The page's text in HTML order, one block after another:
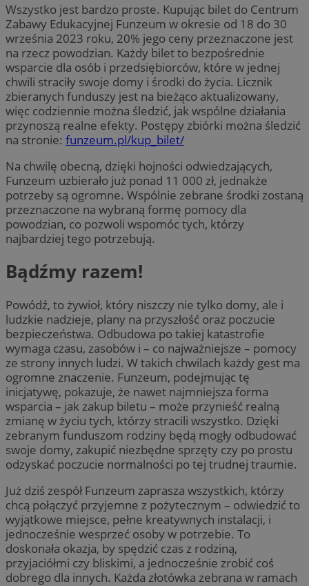
Wszystko jest bardzo proste. Kupując bilet do Centrum
Zabawy Edukacyjnej Funzeum w okresie od 18 do 30
września 2023 roku, 20% jego ceny przeznaczone jest
na rzecz powodzian. Każdy bilet to bezpośrednie
wsparcie dla osób i przedsiębiorców, które w jednej
chwili straciły swoje domy i środki do życia. Licznik
zbieranych funduszy jest na bieżąco aktualizowany,
więc codziennie można śledzić, jak wspólne działania
przynoszą realne efekty. Postępy zbiórki można śledzić
na stronie: funzeum.pl/kup_bilet/
Na chwilę obecną, dzięki hojności odwiedzających,
Funzeum uzbierało już ponad 11 000 zł, jednakże
potrzeby są ogromne. Wspólnie zebrane środki zostaną
przeznaczone na wybraną formę pomocy dla
powodzian, co pozwoli wspomóc tych, którzy
najbardziej tego potrzebują.
Bądźmy razem!
Powódź, to żywioł, który niszczy nie tylko domy, ale i
ludzkie nadzieje, plany na przyszłość oraz poczucie
bezpieczeństwa. Odbudowa po takiej katastrofie
wymaga czasu, zasobów i – co najważniejsze – pomocy
ze strony innych ludzi. W takich chwilach każdy gest ma
ogromne znaczenie. Funzeum, podejmując tę
inicjatywę, pokazuje, że nawet najmniejsza forma
wsparcia – jak zakup biletu – może przynieść realną
zmianę w życiu tych, którzy stracili wszystko. Dzięki
zebranym funduszom rodziny będą mogły odbudować
swoje domy, zakupić niezbędne sprzęty czy po prostu
odzyskać poczucie normalności po tej trudnej traumie.
Już dziś zespół Funzeum zaprasza wszystkich, którzy
chcą połączyć przyjemne z pożytecznym – odwiedzić to
wyjątkowe miejsce, pełne kreatywnych instalacji, i
jednocześnie wesprzeć osoby w potrzebie. To
doskonała okazja, by spędzić czas z rodziną,
przyjaciółmi czy bliskimi, a jednocześnie zrobić coś
dobrego dla innych. Każda złotówka zebrana w ramach